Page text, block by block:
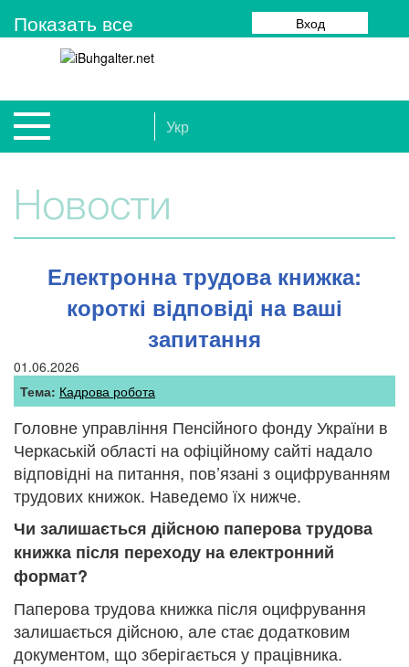
Показать все Вход
Укр
Новости
Електронна трудова книжка:
короткі відповіді на ваші
запитання
01.06.2026
Тема: Кадрова робота
Головне управління Пенсійного фонду України в
Черкаській області на офіційному сайті надало
відповідні на питання, пов’язані з оцифруванням
трудових книжок. Наведемо їх нижче.
Чи залишається дійсною паперова трудова
книжка після переходу на електронний
формат?
Паперова трудова книжка після оцифрування
залишається дійсною, але стає додатковим
документом, що зберігається у працівника.